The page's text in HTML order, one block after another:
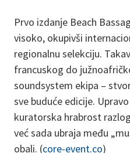
Prvo izdanje Beach
visoko, okupivši
regionalnu selekciju.
francuskog do
soundsystem ekipa –
sve buduće edicije.
kuratorska hrabrost
već sada ubraja među
obali. (core-event.co)